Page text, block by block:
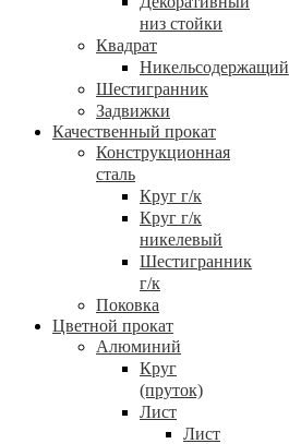
низ стойки
Квадрат
Никельсодержащий
Шестигранник
Задвижки
Качественный прокат
Конструкционная
сталь
Круг г/к
Круг г/к
никелевый
Шестигранник
г/к
Поковка
Цветной прокат
Алюминий
Круг
(пруток)
Лист
Лист